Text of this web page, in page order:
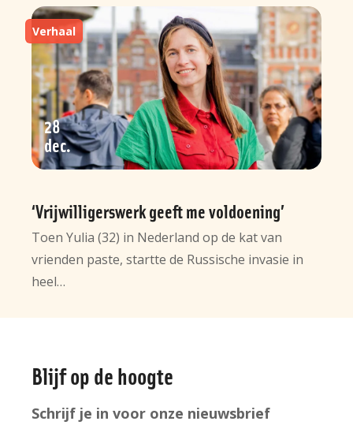
‘Vrijwilligerswerk geeft me voldoening’
Verhaal
28
dec
Toen Yulia (32) in Nederland op de kat van
vrienden paste, startte de Russische invasie in
heel…
informatie
Blijf op de hoogte
Schrijf je in voor onze nieuwsbrief